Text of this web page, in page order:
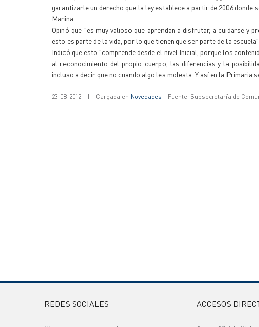
garantizarle un derecho que la ley establece a partir de 2006
Marina.
Opinó que "es muy valioso que aprendan a disfrutar, a cuidarse y
esto es parte de la vida, por lo que tienen que ser parte de la escuela".
Indicó que esto "comprende desde el nivel Inicial, porque los
al reconocimiento del propio cuerpo, las diferencias y la
incluso a decir que no cuando algo les molesta. Y así en la Primaria
23-08-2012 | Cargada en Novedades - Fuente: Subsecretaría de
REDES SOCIALES ACCESOS